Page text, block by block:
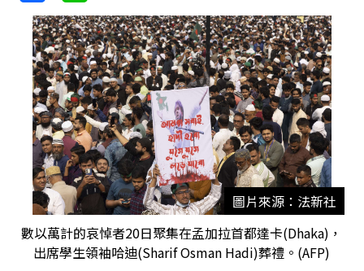
圖片來源：法新社
數以萬計的哀悼者20日聚集在孟加拉首都達卡(Dhaka)，
出席學生領袖哈迪(Sharif Osman Hadi)葬禮。(AFP)